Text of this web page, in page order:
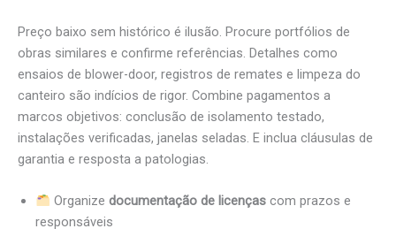
Preço baixo sem histórico é ilusão. Procure portfólios de
obras similares e confirme referências. Detalhes como
ensaios de blower-door, registros de remates e limpeza do
canteiro são indícios de rigor. Combine pagamentos a
marcos objetivos: conclusão de isolamento testado,
instalações verificadas, janelas seladas. E inclua cláusulas de
garantia e resposta a patologias.
Organize documentação de licençascom prazos e
responsáveis